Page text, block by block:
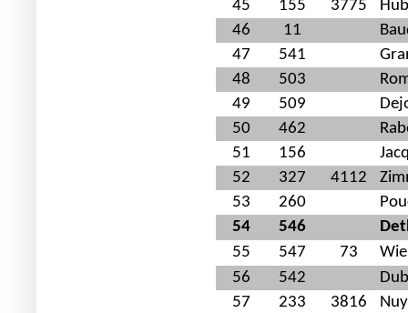
45
155 3775
46
11
47
541
48
503
49
509
50
462
51
156
52
327 4112
53
260
54
546
55
547 73
56
542
57
233 3816